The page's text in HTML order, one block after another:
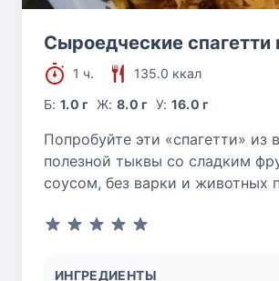
Сыроедческие спагетти
1 ч.
135.0 ккал
Б:1.0 г Ж: 8.0 г У: 16.0 г
Попробуйте эти «спагетти» из
полезной тыквы со сладким
соусом, без варки и животных
ИНГРЕДИЕНТЫ